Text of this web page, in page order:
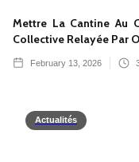
Mettre La Cantine Au
Collective Relayée Par
February 13, 2026
Actualités